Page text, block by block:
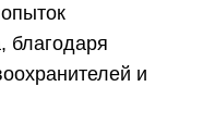
благодаря
и